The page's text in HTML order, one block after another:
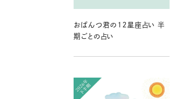
おぱんつ君の12星座占い 半
期ごとの占い